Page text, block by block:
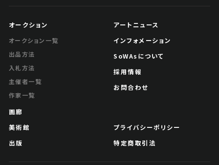
オークション
オークション一覧
出品方法
入札方法
主催者一覧
作家一覧
画廊
美術館
出版
アートニュース
インフォメーション
SoWAsについて
採用情報
お問合わせ
プライバシーポリシー
特定商取引法